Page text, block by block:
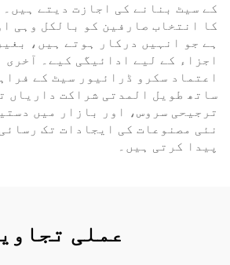
کے سیٹ بنانے کی اجازت دیتے
کا انتخاب صارفین کو بالکل وہی
ہے جو انہیں درکار ہوتے ہیں،
اجزاء کے لیے ادائیگی کیے۔ آخری
اعتماد سکرو ڈرائیور سیٹ کے
ساتھ طویل المدتی شراکت داریاں
ترجیحی سروس، اور بازار میں
نئی مصنوعات کی ایجادات تک
پیدا کرتی ہیں۔
عملی